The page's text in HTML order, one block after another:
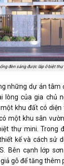
đèn sáng được lắp ở biệt
những dự án tâm
lòng của gia chủ
khu đất có
một khu sân
thự mini. Trong
kế và cách sử
Bên cạnh lớp
gỗ để tăng thêm